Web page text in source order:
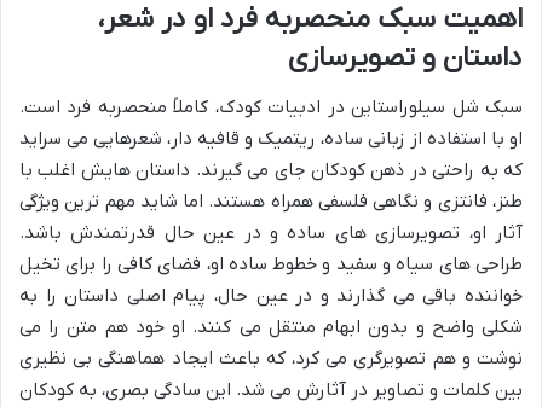
اهمیت سبک منحصربه فرد او در شعر،
داستان و تصویرسازی
سبک شل سیلوراستاین در ادبیات کودک، کاملاً منحصربه فرد است.
او با استفاده از زبانی ساده، ریتمیک و قافیه دار، شعرهایی می سراید
که به راحتی در ذهن کودکان جای می گیرند. داستان هایش اغلب با
طنز، فانتزی و نگاهی فلسفی همراه هستند. اما شاید مهم ترین ویژگی
آثار او، تصویرسازی های ساده و در عین حال قدرتمندش باشد.
طراحی های سیاه و سفید و خطوط ساده او، فضای کافی را برای تخیل
خواننده باقی می گذارند و در عین حال، پیام اصلی داستان را به
شکلی واضح و بدون ابهام منتقل می کنند. او خود هم متن را می
نوشت و هم تصویرگری می کرد، که باعث ایجاد هماهنگی بی نظیری
بین کلمات و تصاویر در آثارش می شد. این سادگی بصری، به کودکان